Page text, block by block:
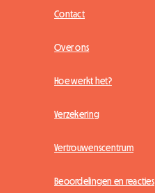
Contact
Over ons
Hoe werkt het?
Verzekering
Vertrouwenscentrum
Beoordelingen en reacties